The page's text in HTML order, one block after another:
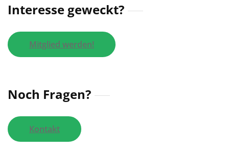
Interesse geweckt?
Mitglied werden!
Noch Fragen?
Kontakt